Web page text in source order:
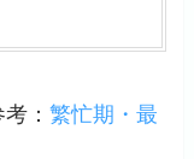
考 ：繁忙期・最